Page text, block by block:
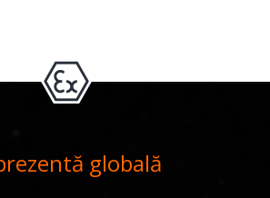
globală